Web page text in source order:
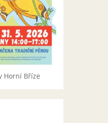
Horní Bříze